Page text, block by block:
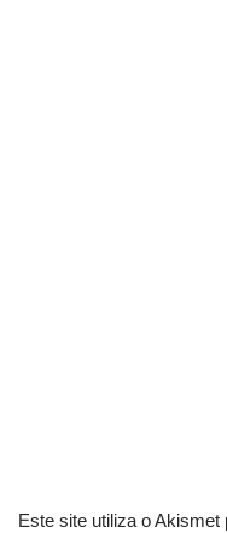
Este site utiliza o Akismet